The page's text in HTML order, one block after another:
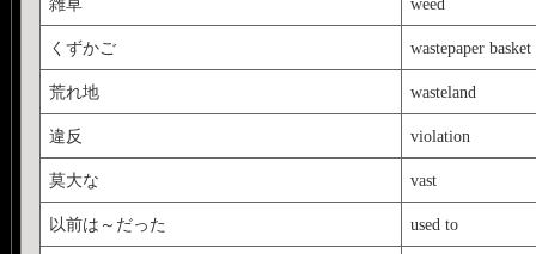
くずかご wastepaper basket
荒れ地 wasteland
違反 violation
莫大な vast
以前は～だった used to